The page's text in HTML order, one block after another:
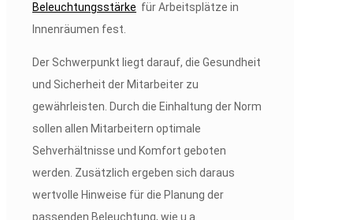
Beleuchtungsstärke für Arbeitsplätze in
Innenräumen fest.
Der Schwerpunkt liegt darauf, die Gesundheit
und Sicherheit der Mitarbeiter zu
gewährleisten. Durch die Einhaltung der Norm
sollen allen Mitarbeitern optimale
Sehverhältnisse und Komfort geboten
werden. Zusätzlich ergeben sich daraus
wertvolle Hinweise für die Planung der
passenden Beleuchtung, wie u.a.